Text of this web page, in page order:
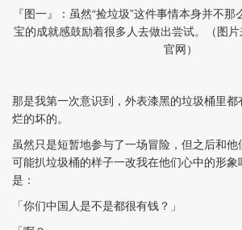
『图一』：虽然“捡垃圾”这件事情本身并不
宝的成就感鼓励着很多人去做出尝试。（图
官网）
那是我第一次意识到，外表漆黑的垃圾桶里
烂的坏的。
虽然只是短暂地参与了一场冒险，但之后和他
可能扒垃圾桶的样子一改我在他们心中的形
是：
「你们中国人是不是都很有钱？」